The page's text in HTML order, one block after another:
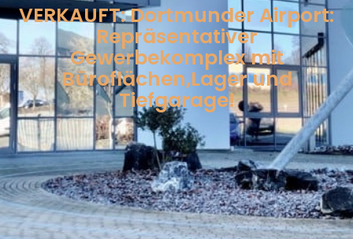
VERKAUFT: Dortmunder Airport:
Repräsentativer
Gewerbekomplex mit
Büroflächen,Lager und
Tiefgarage!